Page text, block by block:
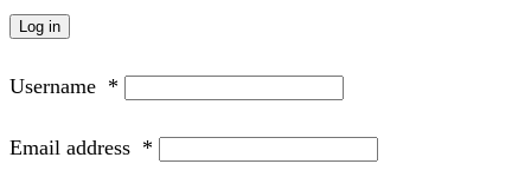
Log in
Username *
Email address *